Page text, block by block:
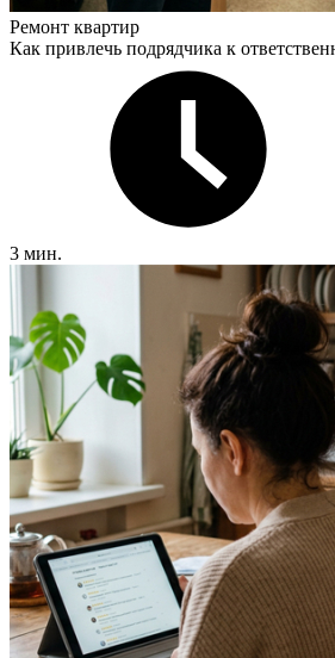
Ремонт квартир
Как привлечь подрядчика к
3 мин.